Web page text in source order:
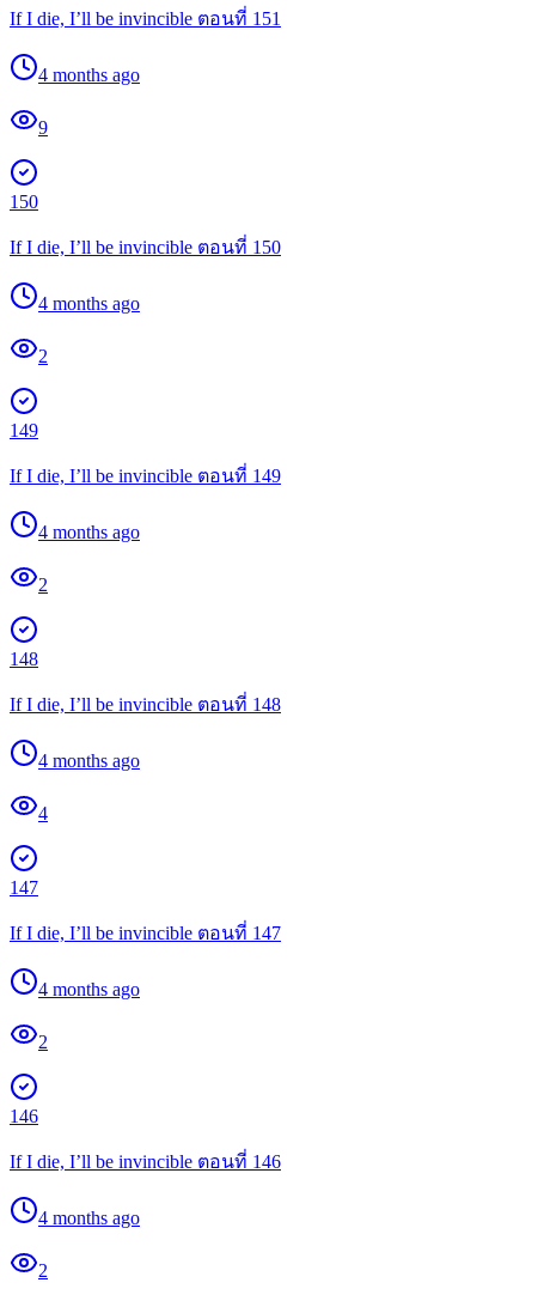
If I die, I’ll be invincible ตอนที่ 151
4 months ago
9
150
If I die, I’ll be invincible ตอนที่ 150
4 months ago
2
149
If I die, I’ll be invincible ตอนที่ 149
4 months ago
2
148
If I die, I’ll be invincible ตอนที่ 148
4 months ago
4
147
If I die, I’ll be invincible ตอนที่ 147
4 months ago
2
146
If I die, I’ll be invincible ตอนที่ 146
4 months ago
2